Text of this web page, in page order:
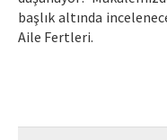
başlık altında
Aile Fertleri.